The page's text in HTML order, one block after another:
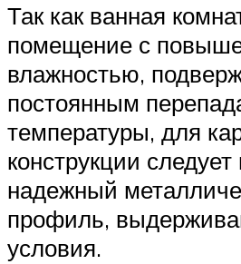
Так как ванная
помещение с
влажностью,
постоянным
температуры, для
конструкции
надежный
профиль,
условия.